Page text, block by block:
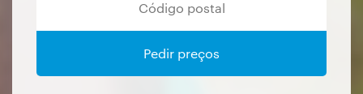
Pedir preços